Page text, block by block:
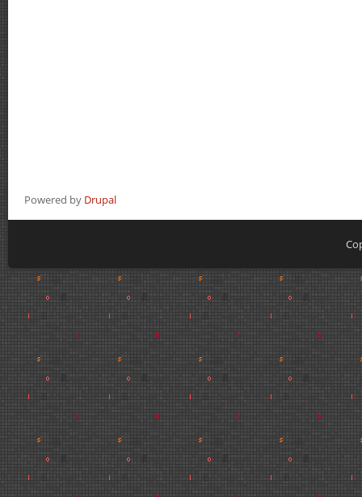
Powered by Drupal